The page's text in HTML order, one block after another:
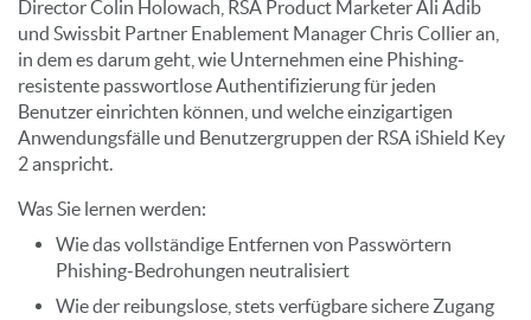
Director Colin Holowach, RSA Product Marketer Ali Adib
und Swissbit Partner Enablement Manager Chris Collier an,
in dem es darum geht, wie Unternehmen eine Phishing-
resistente passwortlose Authentifizierung für jeden
Benutzer einrichten können, und welche einzigartigen
Anwendungsfälle und Benutzergruppen der RSA iShield Key
2 anspricht.
Was Sie lernen werden:
Wie das vollständige Entfernen von Passwörtern
Phishing-Bedrohungen neutralisiert
Wie der reibungslose, stets verfügbare sichere Zugang